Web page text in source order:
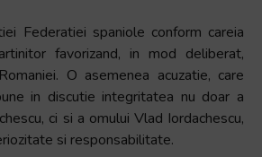
Federatiei spaniole conform careia
favorizand, in mod deliberat,
O asemenea acuzatie, care
in discutie integritatea nu doar a
ci si a omului Vlad Iordachescu,
si responsabilitate.